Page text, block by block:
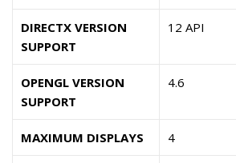
DIRECTX VERSION
SUPPORT
12 API
OPENGL VERSION
SUPPORT
4.6
MAXIMUM DISPLAYS 4